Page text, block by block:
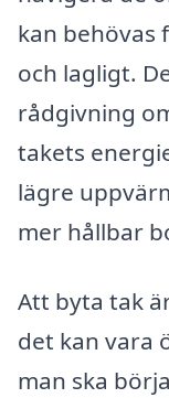
kan
och lagligt.
rådgivning
takets
lägre
mer hållbar
Att byta tak
det kan vara
man ska